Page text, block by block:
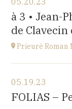
Sospel (06380)
at20H30
Go to site
à 3 • Jean-
de
Prieuré Roman
Mas Riquer,
at18H00
05.19.23
FOLIAS –